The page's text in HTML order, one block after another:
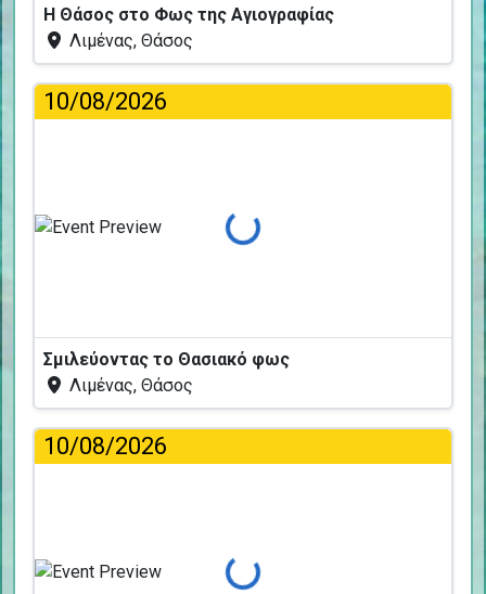
Η Θάσος στο Φως της Αγιογραφίας
Λιμένας, Θάσος
10/08/2026
Φόρτωση...
Σμιλεύοντας το Θασιακό φως
Λιμένας, Θάσος
10/08/2026
Φόρτωση...